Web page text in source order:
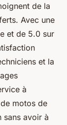
de la
Avec une
et de 5.0 sur
et la
à
motos de
sans avoir à